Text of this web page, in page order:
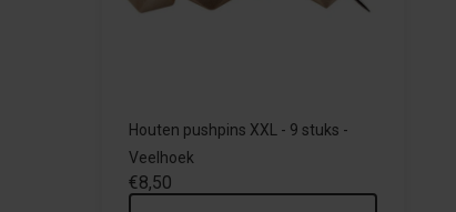
Houten pushpins XXL - 9 stuks -
Veelhoek
€8,50